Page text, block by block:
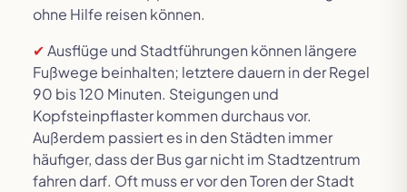
ohne Hilfe reisen können.
✔Ausflüge und Stadtführungen können längere
Fußwege beinhalten; letztere dauern in der Regel
90 bis 120 Minuten. Steigungen und
Kopfsteinpflaster kommen durchaus vor.
Außerdem passiert es in den Städten immer
häufiger, dass der Bus gar nicht im Stadtzentrum
fahren darf. Oft muss er vor den Toren der Stadt